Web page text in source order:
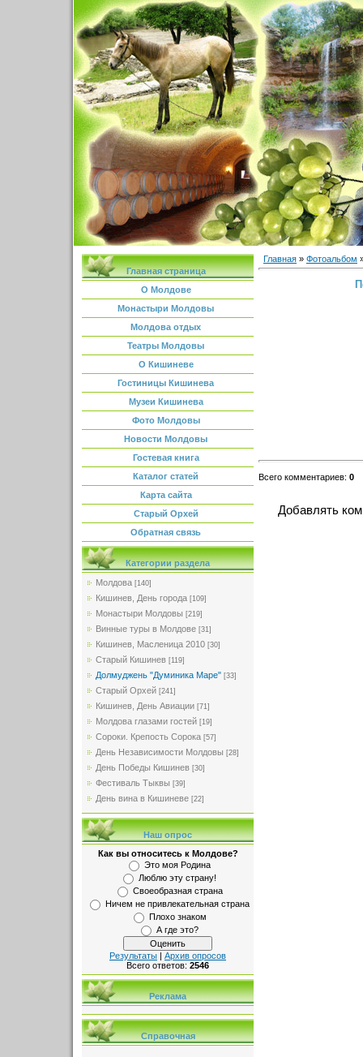
Главная страница
О Молдове
Монастыри Молдовы
Молдова отдых
Театры Молдовы
О Кишиневе
Гостиницы Кишинева
Музеи Кишинева
Фото Молдовы
Новости Молдовы
Гостевая книга
Каталог статей
Карта сайта
Старый Орхей
Обратная связь
Категории раздела
Молдова [140]
Кишинев, День города [109]
Монастыри Молдовы [219]
Винные туры в Молдове [31]
Кишинев, Масленица 2010 [30]
Старый Кишинев [119]
Долмуджень "Думиника Маре" [33]
Старый Орхей [241]
Кишинев, День Авиации [71]
Молдова глазами гостей [19]
Сороки. Крепость Сорока [57]
День Независимости Молдовы [28]
День Победы Кишинев [30]
Фестиваль Тыквы [39]
День вина в Кишиневе [22]
Наш опрос
Как вы относитесь к Молдове?
Это моя Родина
Люблю эту страну!
Своеобразная страна
Ничем не привлекательная страна
Плохо знаком
А где это?
Результаты | Архив опросов
Всего ответов: 2546
Реклама
Справочная
Главная » Фотоальбом
Всего комментариев: 0
Добавлять